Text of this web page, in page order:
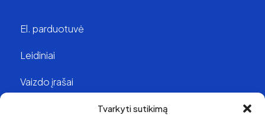
Tvarkyti sutikimą
El. parduotuvė
Leidiniai
Vaizdo įrašai
Struktūra ir kontaktai